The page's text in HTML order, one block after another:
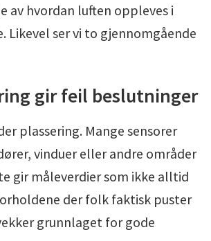
av hvordan luften oppleves i
Likevel ser vi to gjennomgående
gir feil beslutninger
plassering. Mange sensorer
vinduer eller andre områder
gir måleverdier som ikke alltid
der folk faktisk puster
grunnlaget for gode